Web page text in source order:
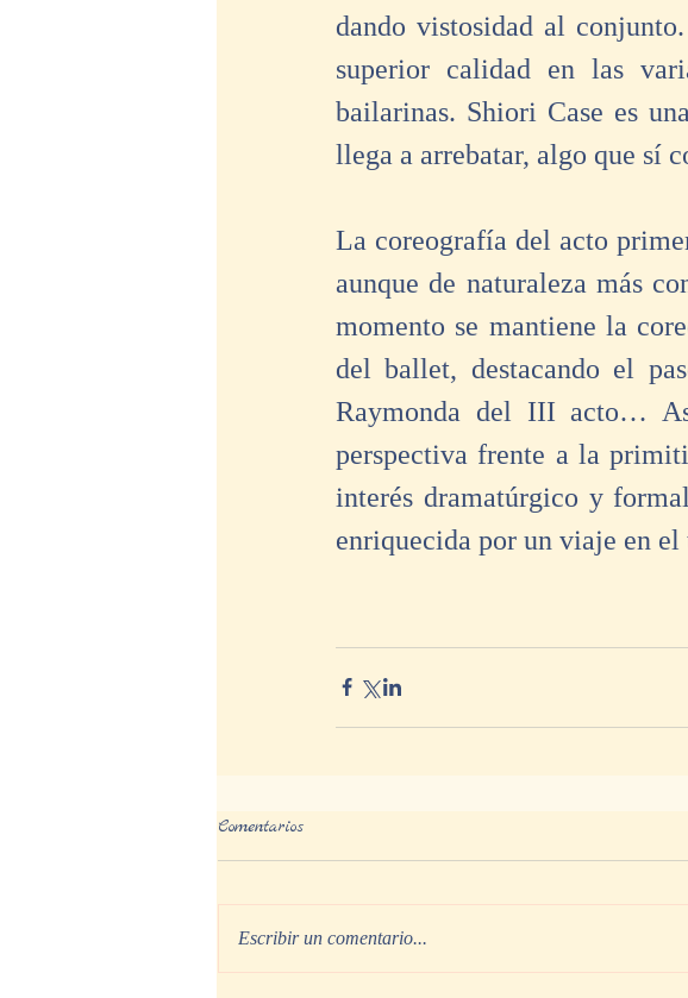
dando vistosidad al
superior calidad en las
bailarinas. Shiori Case es
llega a arrebatar, algo que sí
La coreografía del acto
aunque de naturaleza más
momento se mantiene la
del ballet, destacando el
Raymonda del III acto…
perspectiva frente a la
interés dramatúrgico y
enriquecida por un viaje en el
Comentarios
Escribir un comentario...